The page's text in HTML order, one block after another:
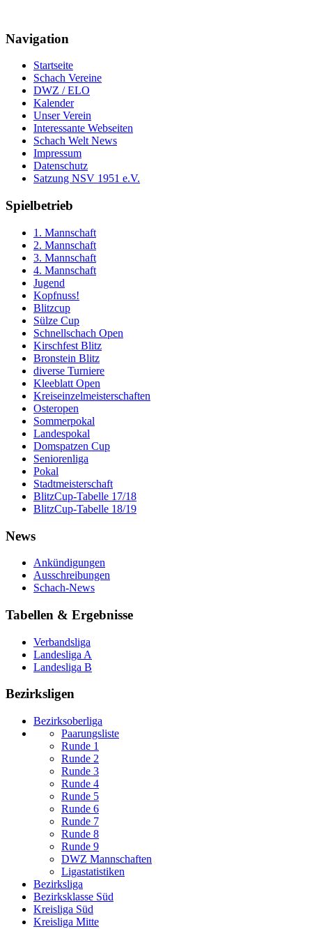
Navigation
Startseite
Schach Vereine
DWZ / ELO
Kalender
Unser Verein
Interessante Webseiten
Schach Welt News
Impressum
Datenschutz
Satzung NSV 1951 e.V.
Spielbetrieb
1. Mannschaft
2. Mannschaft
3. Mannschaft
4. Mannschaft
Jugend
Kopfnuss!
Blitzcup
Sülze Cup
Schnellschach Open
Kirschfest Blitz
Bronstein Blitz
diverse Turniere
Kleeblatt Open
Kreiseinzelmeisterschaften
Osteropen
Sommerpokal
Landespokal
Domspatzen Cup
Seniorenliga
Pokal
Stadtmeisterschaft
BlitzCup-Tabelle 17/18
BlitzCup-Tabelle 18/19
News
Ankündigungen
Ausschreibungen
Schach-News
Tabellen & Ergebnisse
Verbandsliga
Landesliga A
Landesliga B
Bezirksligen
Bezirksoberliga
Paarungsliste
Runde 1
Runde 2
Runde 3
Runde 4
Runde 5
Runde 6
Runde 7
Runde 8
Runde 9
DWZ Mannschaften
Ligastatistiken
Bezirksliga
Bezirksklasse Süd
Kreisliga Süd
Kreisliga Mitte